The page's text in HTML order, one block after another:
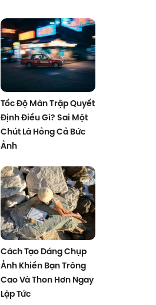
Tốc Độ Màn Trập Quyết
Định Điều Gì? Sai Một
Chút Là Hỏng Cả Bức
Ảnh
Cách Tạo Dáng Chụp
Ảnh Khiến Bạn Trông
Cao Và Thon Hơn Ngay
Lập Tức